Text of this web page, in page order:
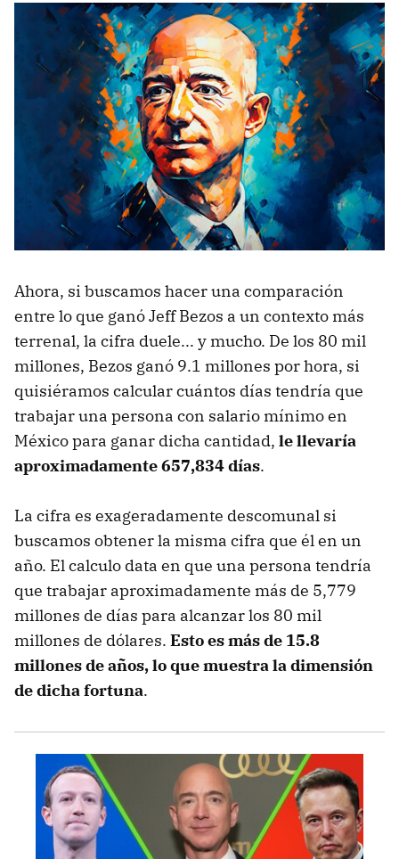
Ahora, si buscamos hacer una comparación
entre lo que ganó Jeff Bezos a un contexto más
terrenal, la cifra duele... y mucho. De los 80 mil
millones, Bezos ganó 9.1 millones por hora, si
quisiéramos calcular cuántos días tendría que
trabajar una persona con salario mínimo en
México para ganar dicha cantidad, le llevaría
aproximadamente 657,834 días.
La cifra es exageradamente descomunal si
buscamos obtener la misma cifra que él en un
año. El calculo data en que una persona tendría
que trabajar aproximadamente más de 5,779
millones de días para alcanzar los 80 mil
millones de dólares. Esto es más de 15.8
millones de años, lo que muestra la dimensión
de dicha fortuna.